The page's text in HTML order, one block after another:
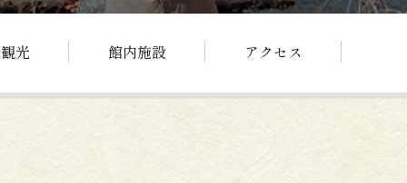
光 館内施設 アクセス